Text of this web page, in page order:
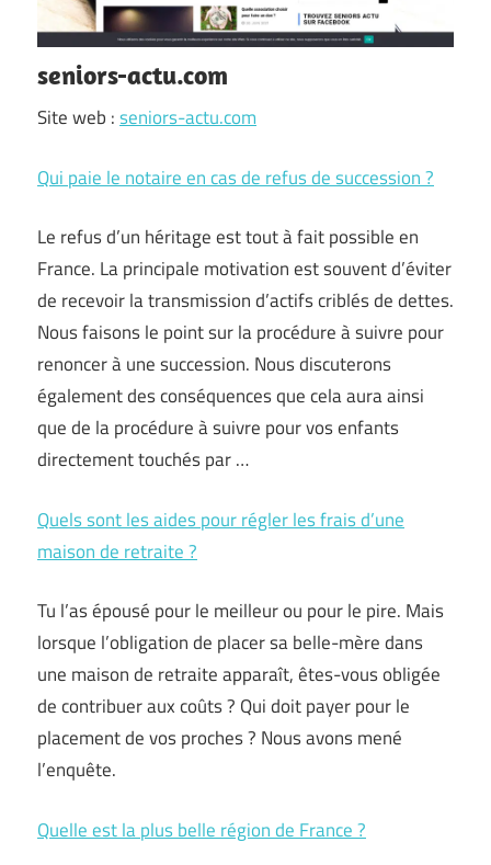
seniors-actu.com
Site web :seniors-actu.com
Qui paie le notaire en cas de refus de succession ?
Le refus d’un héritage est tout à fait possible en
France. La principale motivation est souvent d’éviter
de recevoir la transmission d’actifs criblés de dettes.
Nous faisons le point sur la procédure à suivre pour
renoncer à une succession. Nous discuterons
également des conséquences que cela aura ainsi
que de la procédure à suivre pour vos enfants
directement touchés par …
Quels sont les aides pour régler les frais d’une
maison de retraite ?
Tu l’as épousé pour le meilleur ou pour le pire. Mais
lorsque l’obligation de placer sa belle-mère dans
une maison de retraite apparaît, êtes-vous obligée
de contribuer aux coûts ? Qui doit payer pour le
placement de vos proches ? Nous avons mené
l’enquête.
Quelle est la plus belle région de France ?